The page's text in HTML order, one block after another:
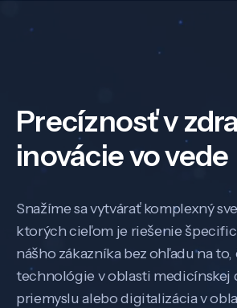
Precíznosť v
inovácie vo vede
Snažíme sa vytvárať komplexný
ktorých cieľom je riešenie
nášho zákazníka bez ohľadu na to,
technológie v oblasti medicínskej
priemyslu alebo digitalizácia v